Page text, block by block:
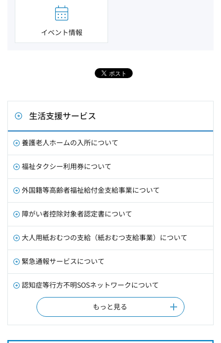
イベント情報
生活支援サービス
養護老人ホームの入所について
福祉タクシー利用券について
外国籍等高齢者福祉給付金支給事業について
障がい者控除対象者認定書について
大人用紙おむつの支給（紙おむつ支給事業）について
緊急通報サービスについて
認知症等行方不明SOSネットワークについて
もっと見る